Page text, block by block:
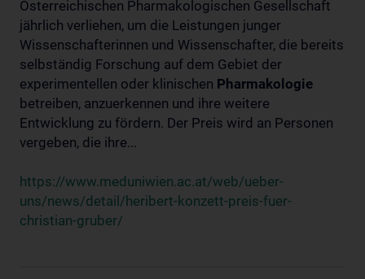
Österreichischen Pharmakologischen Gesellschaft
jährlich verliehen, um die Leistungen junger
Wissenschafterinnen und Wissenschafter, die bereits
selbständig Forschung auf dem Gebiet der
experimentellen oder klinischen Pharmakologie
betreiben, anzuerkennen und ihre weitere
Entwicklung zu fördern. Der Preis wird an Personen
vergeben, die ihre...
https://www.meduniwien.ac.at/web/ueber-
uns/news/detail/heribert-konzett-preis-fuer-
christian-gruber/